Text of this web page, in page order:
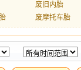
废旧内胎
废摩托车胎